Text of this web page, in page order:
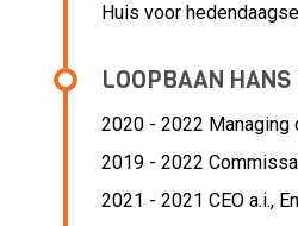
Huis voor
LOOPBAAN HANS
2020 - 2022 Managing
2019 - 2022
2021 - 2021 CEO a.i.,